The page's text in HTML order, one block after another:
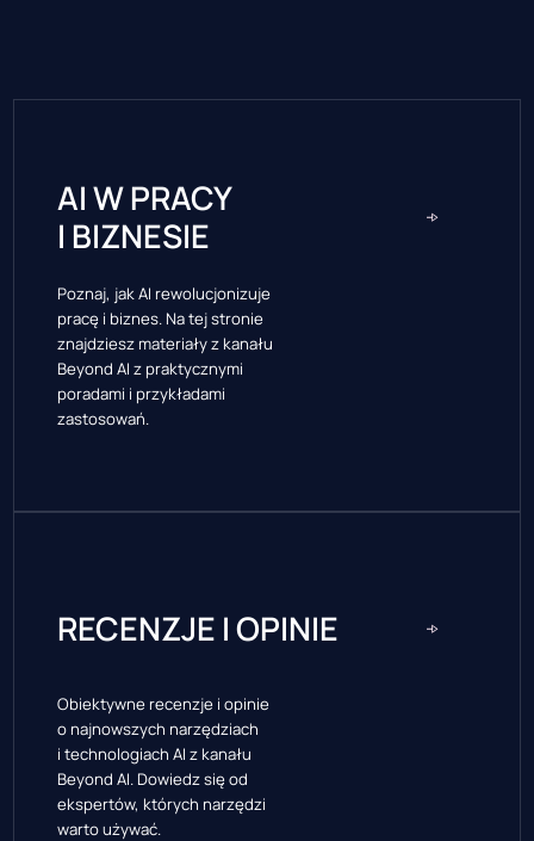
AI W PRACY
I BIZNESIE
Poznaj, jak AI rewolucjonizuje
pracę i biznes. Na tej stronie
znajdziesz materiały z kanału
Beyond AI z praktycznymi
poradami i przykładami
zastosowań.
RECENZJE I OPINIE
Obiektywne recenzje i opinie
o najnowszych narzędziach
i technologiach AI z kanału
Beyond AI. Dowiedz się od
ekspertów, których narzędzi
warto używać.